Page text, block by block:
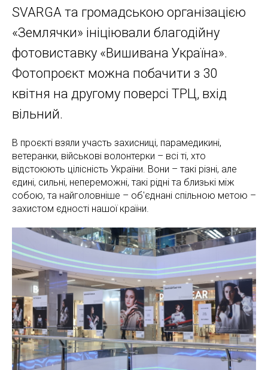
SVARGA та громадською організацією
«Землячки» ініціювали благодійну
фотовиставку «Вишивана Україна».
Фотопроєкт можна побачити з 30
квітня на другому поверсі ТРЦ, вхід
вільний.
В проєкті взяли участь захисниці, парамедикині,
ветеранки, військові волонтерки – всі ті, хто
відстоюють цілісність України. Вони – такі різні, але
єдині, сильні, непереможні, такі рідні та близькі між
собою, та найголовніше – об'єднані спільною метою –
захистом єдності нашої країни.